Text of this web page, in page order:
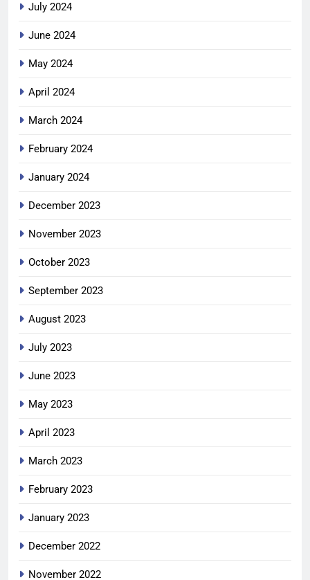
July 2024
June 2024
May 2024
April 2024
March 2024
February 2024
January 2024
December 2023
November 2023
October 2023
September 2023
August 2023
July 2023
June 2023
May 2023
April 2023
March 2023
February 2023
January 2023
December 2022
November 2022